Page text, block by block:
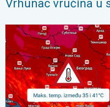
Vrhunac vrućina u
Vruće, ali i malo nestabilnije.